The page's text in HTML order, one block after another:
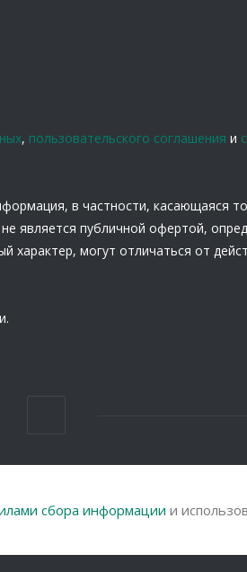
, пользовательского соглашения и
в частности, касающаяся
является публичной офертой,
могут отличаться от
сбора информации и